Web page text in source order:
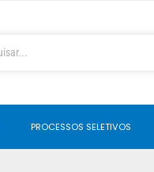
PROCESSOS SELETIVOS